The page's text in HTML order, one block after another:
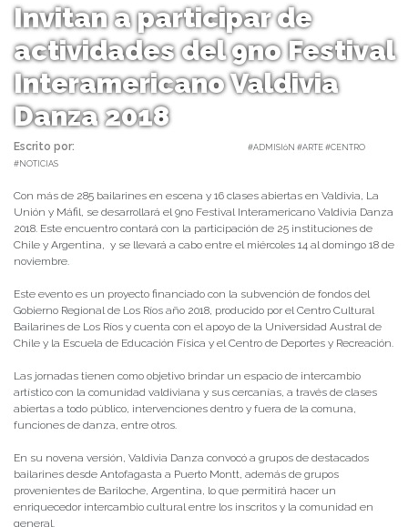
Invitan a participar de
actividades del 9no Festival
Interamericano Valdivia
Danza 2018
Escrito por:
#ADMISIóN #ARTE #CENTRO
#NOTICIAS
Con más de 285 bailarines en escena y 16 clases abiertas en Valdivia, La
Unión y Máfil, se desarrollará el 9no Festival Interamericano Valdivia Danza
2018. Este encuentro contará con la participación de 25 instituciones de
Chile y Argentina, y se llevará a cabo entre el miércoles 14 al domingo 18 de
noviembre.
Este evento es un proyecto financiado con la subvención de fondos del
Gobierno Regional de Los Ríos año 2018, producido por el Centro Cultural
Bailarines de Los Ríos y cuenta con el apoyo de la Universidad Austral de
Chile y la Escuela de Educación Física y el Centro de Deportes y Recreación.
Las jornadas tienen como objetivo brindar un espacio de intercambio
artístico con la comunidad valdiviana y sus cercanías, a través de clases
abiertas a todo público, intervenciones dentro y fuera de la comuna,
funciones de danza, entre otros.
En su novena versión, Valdivia Danza convocó a grupos de destacados
bailarines desde Antofagasta a Puerto Montt, además de grupos
provenientes de Bariloche, Argentina, lo que permitirá hacer un
enriquecedor intercambio cultural entre los inscritos y la comunidad en
general.